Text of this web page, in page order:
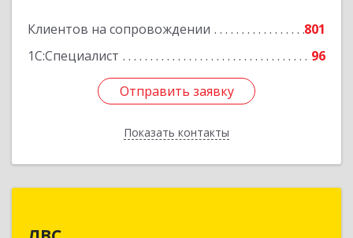
Клиентов на сопровождении
801
1С:Специалист
96
Отправить заявку
Показать контакты
Отправить заявку
Назад